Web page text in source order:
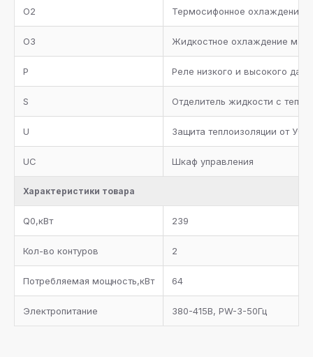
Коллектор всасывания с теплоизоляцией
Два предохранительных клапана с трехходовым
вентилем на ресивере хладагента
Запорные вентили на агрегате
Отделитель масла с нагревателем, термостатом,
реле низкого уровня масла, предохранительным
запорный вентиль, электромагнитный клапан на
линию возврата масла в каждый компрессор
Система регулирования давления конденсации на
линии нагнетания
Фильтр-очиститель на линии всасывания каждого
O2 Термосифонное охлаждение
O3 Жидкостное охлаждение
P Реле низкого и высокого
S Отделитель жидкости с
U Защита теплоизоляции от УФ
UC Шкаф управления
Характеристики товара
Q0,кВт 239
Кол-во контуров 2
Потребляемая мощность,кВт 64
Электропитание 380-415В, PW-3-50Гц